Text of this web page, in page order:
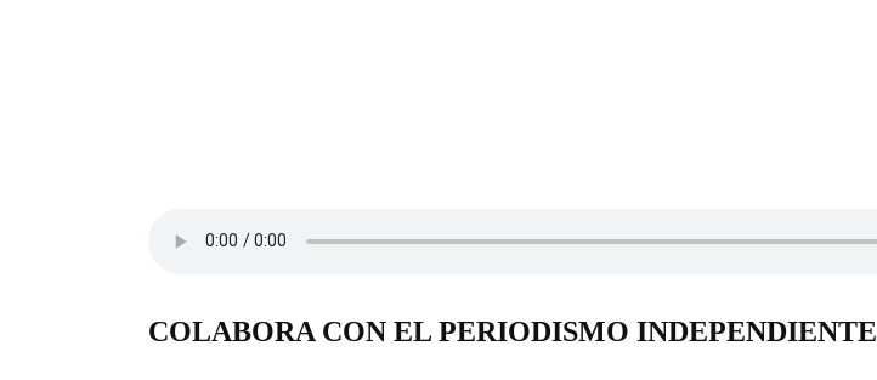
COLABORA CON EL PERIODISMO INDEPENDIENTE